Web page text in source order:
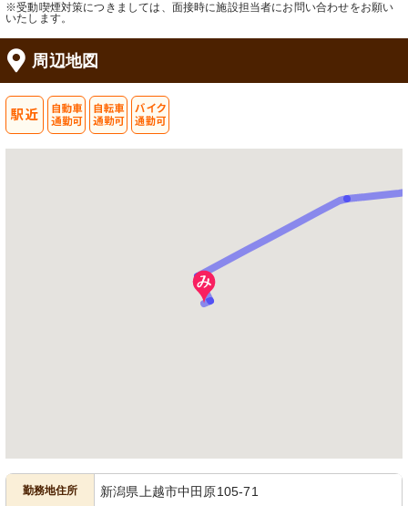
※受動喫煙対策につきましては、面接時に施設担当者にお問い合わせをお願い
いたします。
周辺地図
勤務地住所 新潟県上越市中田原105-71